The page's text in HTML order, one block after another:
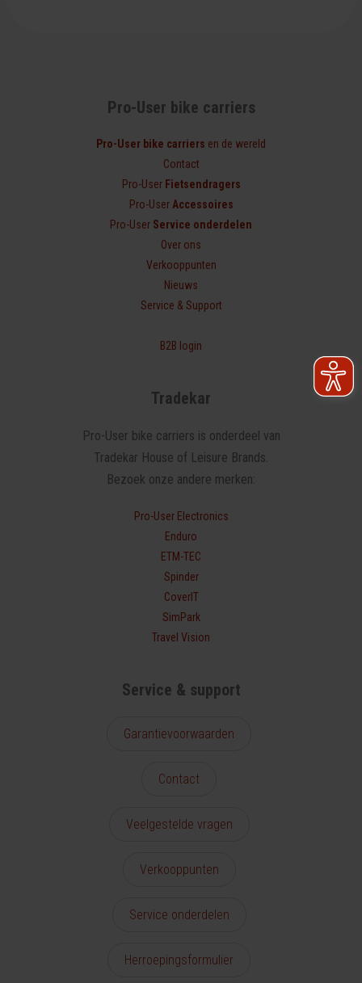
Pro-User bike carriers
Pro-User bike carriers en de wereld
Contact
Pro-User Fietsendragers
Pro-User Accessoires
Pro-User Service onderdelen
Over ons
Verkoop­punten
Nieuws
Service & Support
B2B login
Tradekar
Pro-User bike carriers is onderdeel van
Tradekar House of Leisure Brands.
Bezoek onze andere merken:
Pro-User Electronics
Enduro
ETM-TEC
Spinder
CoverIT
SimPark
Travel Vision
Service & support
Garantievoorwaarden
Contact
Veelgestelde vragen
Verkooppunten
Service onderdelen
Herroepingsformulier